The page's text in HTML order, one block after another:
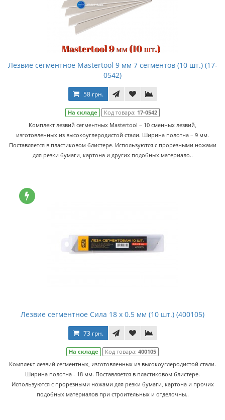
Лезвие сегментное Mastertool 9 мм 7 сегментов (10 шт.) (17-
0542)
58 грн.
На складе Код товара: 17-0542
Комплект лезвий сегментных Mastertool – 10 сменных лезвий,
изготовленных из высокоуглеродистой стали. Ширина полотна – 9 мм.
Поставляется в пластиковом блистере. Используются с прорезными ножами
для резки бумаги, картона и других подобных материало..
Лезвие сегментное Сила 18 x 0.5 мм (10 шт.) (400105)
73 грн.
На складе Код товара: 400105
Комплект лезвий сегментных, изготовленных из высокоуглеродистой стали.
Ширина полотна - 18 мм. Поставляется в пластиковом блистере.
Используются с прорезными ножами для резки бумаги, картона и прочих
подобных материалов при строительных и отделочны..